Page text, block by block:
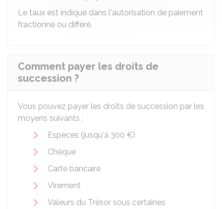
Le taux est indiqué dans l'autorisation de paiement
fractionné ou différé.
Comment payer les droits de
succession ?
Vous pouvez payer les droits de succession par les
moyens suivants :
Espèces (jusqu'à 300 €)
Chèque
Carte bancaire
Virement
Valeurs du Trésor sous certaines